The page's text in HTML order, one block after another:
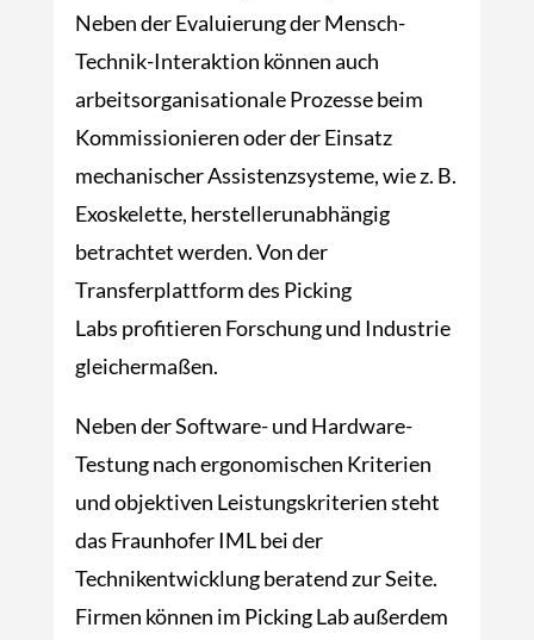
Neben der Evaluierung der Mensch-
Technik-Interaktion können auch
arbeitsorganisationale Prozesse beim
Kommissionieren oder der Einsatz
mechanischer Assistenzsysteme, wie z. B.
Exoskelette, herstellerunabhängig
betrachtet werden. Von der
Transferplattform des Picking
Labs profitieren Forschung und Industrie
gleichermaßen.
Neben der Software- und Hardware-
Testung nach ergonomischen Kriterien
und objektiven Leistungskriterien steht
das Fraunhofer IML bei der
Technikentwicklung beratend zur Seite.
Firmen können im Picking Lab außerdem